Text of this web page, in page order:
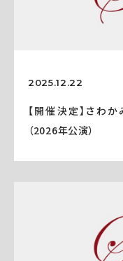
2025.12.22
【開催決定】さわか
（2026年公演）